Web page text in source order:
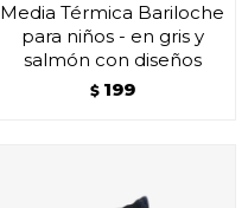
Media Térmica Bariloche
para niños - en gris y
salmón con diseños
$ 199